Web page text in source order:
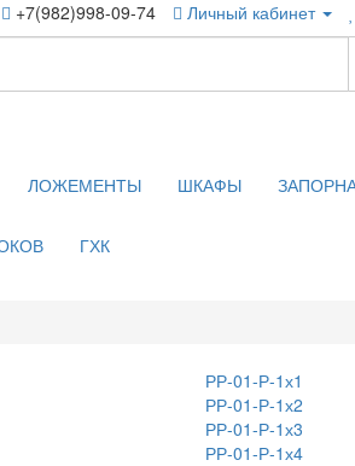
+7(982)998-09-74 Личный кабинет
ЛОЖЕМЕНТЫ ШКАФЫ
ГХК